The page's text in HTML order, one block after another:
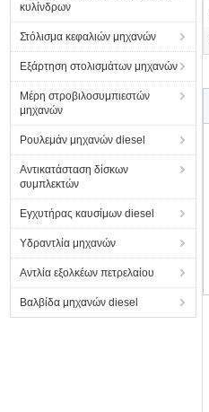
κυλίνδρων
Στόλισμα κεφαλιών μηχανών
Εξάρτηση στολισμάτων μηχανών
Μέρη στροβιλοσυμπιεστών
μηχανών
Ρουλεμάν μηχανών diesel
Αντικατάσταση δίσκων
συμπλεκτών
Εγχυτήρας καυσίμων diesel
Υδραντλία μηχανών
Αντλία εξολκέων πετρελαίου
Βαλβίδα μηχανών diesel